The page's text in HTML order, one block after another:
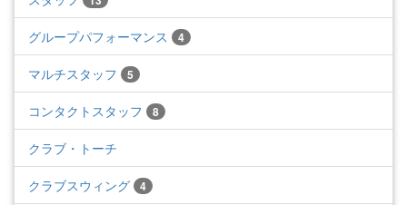
グループパフォーマンス 4
マルチスタッフ 5
コンタクトスタッフ 8
クラブ・トーチ
クラブスウィング 4